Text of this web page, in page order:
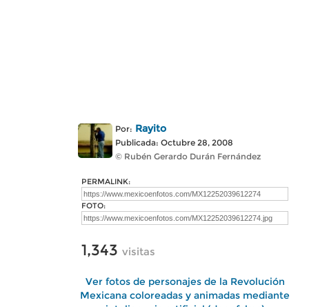
Por: Rayito
Publicada: Octubre 28, 2008
© Rubén Gerardo Durán Fernández
PERMALINK:
FOTO:
1,343 visitas
Ver fotos de personajes de la Revolución
Mexicana coloreadas y animadas mediante